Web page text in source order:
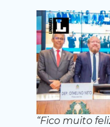
“Fico muito